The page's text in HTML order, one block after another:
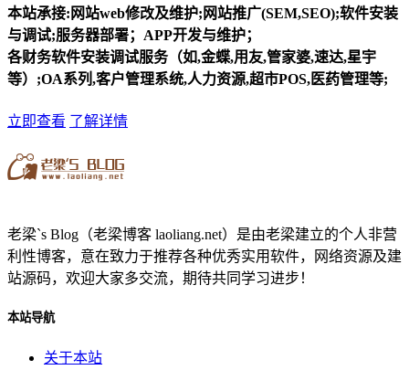
本站承接:网站web修改及维护;网站推广(SEM,SEO);软件安装
与调试;服务器部署；APP开发与维护；
各财务软件安装调试服务（如,金蝶,用友,管家婆,速达,星宇
等）;OA系列,客户管理系统,人力资源,超市POS,医药管理等;
立即查看 了解详情
老梁`s Blog（老梁博客 laoliang.net）是由老梁建立的个人非营
利性博客，意在致力于推荐各种优秀实用软件，网络资源及建
站源码，欢迎大家多交流，期待共同学习进步！
本站导航
关于本站